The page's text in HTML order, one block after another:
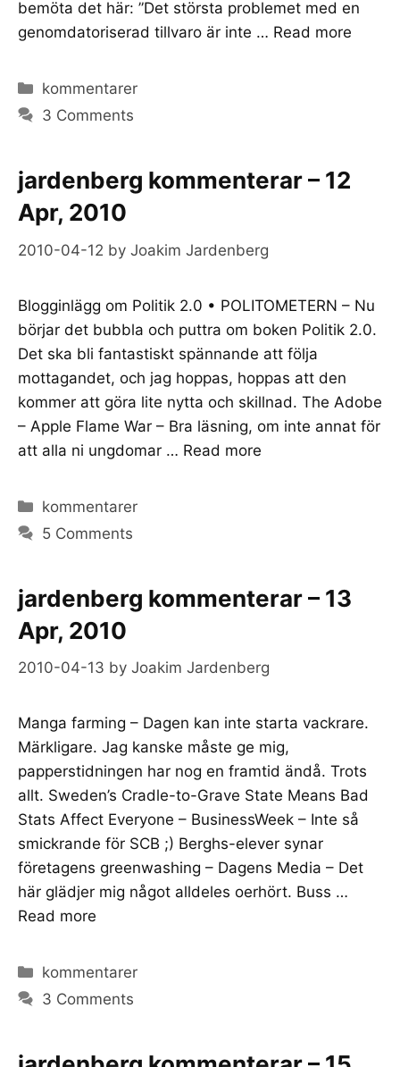
bemöta det här: ”Det största problemet med en
genomdatoriserad tillvaro är inte … Read more
Categories
kommentarer
3 Comments
jardenberg kommenterar – 12
Apr, 2010
2010-04-12 by Joakim Jardenberg
Blogginlägg om Politik 2.0 • POLITOMETERN – Nu
börjar det bubbla och puttra om boken Politik 2.0.
Det ska bli fantastiskt spännande att följa
mottagandet, och jag hoppas, hoppas att den
kommer att göra lite nytta och skillnad. The Adobe
– Apple Flame War – Bra läsning, om inte annat för
att alla ni ungdomar … Read more
Categories
kommentarer
5 Comments
jardenberg kommenterar – 13
Apr, 2010
2010-04-13 by Joakim Jardenberg
Manga farming – Dagen kan inte starta vackrare.
Märkligare. Jag kanske måste ge mig,
papperstidningen har nog en framtid ändå. Trots
allt. Sweden’s Cradle-to-Grave State Means Bad
Stats Affect Everyone – BusinessWeek – Inte så
smickrande för SCB ;) Berghs-elever synar
företagens greenwashing – Dagens Media – Det
här glädjer mig något alldeles oerhört. Buss …
Read more
Categories
kommentarer
3 Comments